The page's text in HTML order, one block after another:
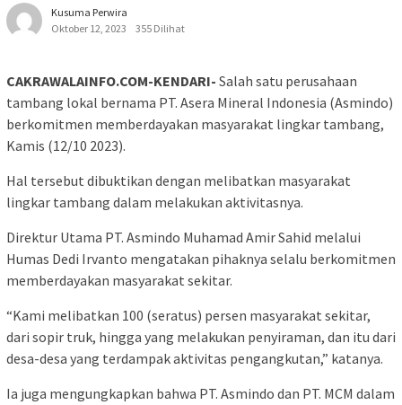
Kusuma Perwira
Oktober 12, 2023
355 Dilihat
CAKRAWALAINFO.COM-KENDARI- Salah satu perusahaan
tambang lokal bernama PT. Asera Mineral Indonesia (Asmindo)
berkomitmen memberdayakan masyarakat lingkar tambang,
Kamis (12/10 2023).
Hal tersebut dibuktikan dengan melibatkan masyarakat
lingkar tambang dalam melakukan aktivitasnya.
Direktur Utama PT. Asmindo Muhamad Amir Sahid melalui
Humas Dedi Irvanto mengatakan pihaknya selalu berkomitmen
memberdayakan masyarakat sekitar.
“Kami melibatkan 100 (seratus) persen masyarakat sekitar,
dari sopir truk, hingga yang melakukan penyiraman, dan itu dari
desa-desa yang terdampak aktivitas pengangkutan,” katanya.
Ia juga mengungkapkan bahwa PT. Asmindo dan PT. MCM dalam